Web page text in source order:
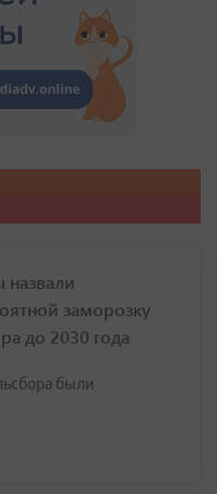
назвали
заморозку
до 2030 года
были